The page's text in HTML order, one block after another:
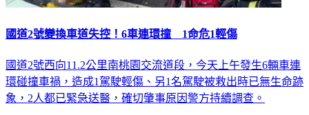
國道2號變換車道失控！6車連環撞 1命危1輕傷
國道2號西向11.2公里南桃園交流道段，今天上午發生6輛車連
環碰撞車禍，造成1駕駛輕傷、另1名駕駛被救出時已無生命跡
象，2人都已緊急送醫，確切肇事原因警方持續調查。